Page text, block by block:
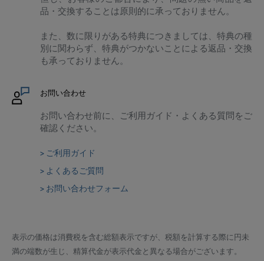
品・交換することは原則的に承っておりません。
また、数に限りがある特典につきましては、特典の種
別に関わらず、特典がつかないことによる返品・交換
も承っておりません。
お問い合わせ
お問い合わせ前に、ご利用ガイド・よくある質問をご
確認ください。
> ご利用ガイド
> よくあるご質問
> お問い合わせフォーム
表示の価格は消費税を含む総額表示ですが、税額を計算する際に円未
満の端数が生じ、精算代金が表示代金と異なる場合がございます。